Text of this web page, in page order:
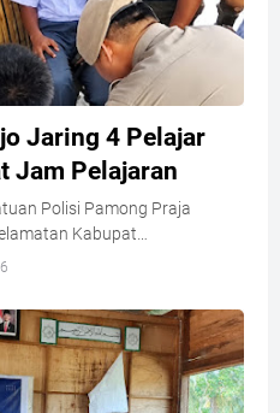
Jaring 4 Pelajar
Jam Pelajaran
Polisi Pamong Praja
Kabupat…